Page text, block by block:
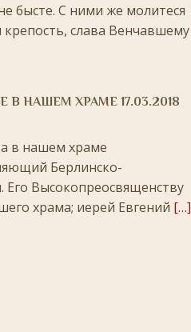
бысте. С ними же молитеся
слава Венчавшему
НАШЕМ ХРАМЕ 17.03.2018
в нашем храме
Берлинско-
Его Высокопреосвященству
храма; иерей Евгений […]